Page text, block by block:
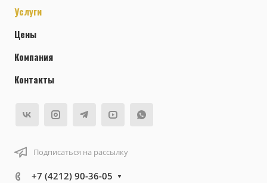
Услуги
Цены
Компания
Контакты
Подписаться на рассылку
+7 (4212) 90-36-05